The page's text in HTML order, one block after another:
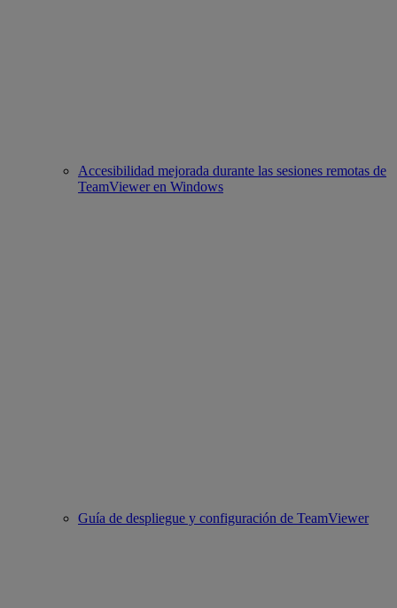
Accesibilidad mejorada durante las sesiones remotas de
TeamViewer en Windows
Guía de despliegue y configuración de TeamViewer